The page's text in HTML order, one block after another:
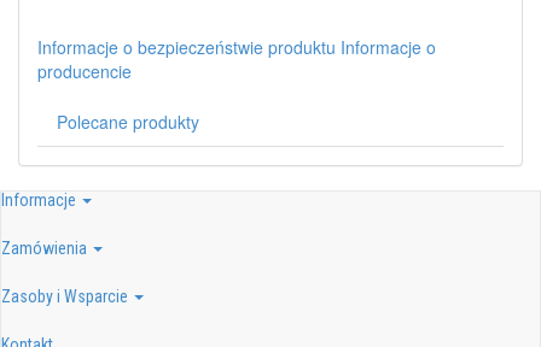
Informacje o bezpieczeństwie produktu Informacje o
producencie
Polecane produkty
Informacje
Zamówienia
Zasoby i Wsparcie